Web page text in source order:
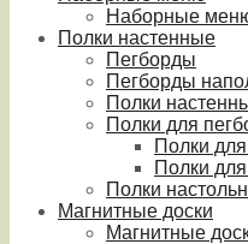
Наборные
Полки настенные
Пегборды
Пегборды
Полки
Полки для
Полки
Полки
Полки
Магнитные доски
Магнитные